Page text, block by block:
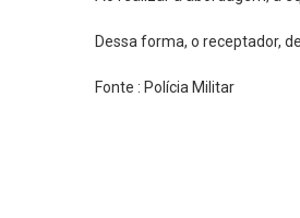
Dessa forma, o receptador,
Fonte : Polícia Militar